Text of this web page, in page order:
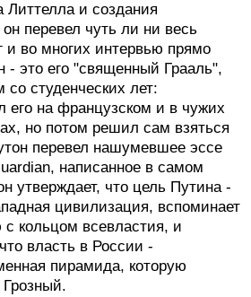
Литтелла и создания
перевел чуть ли ни весь
и во многих интервью прямо
- это его "священный Грааль",
студенческих лет:
его на французском и в чужих
но потом решил сам взяться
перевел нашумевшее эссе
написанное в самом
утверждает, что цель Путина -
цивилизация, вспоминает
кольцом всевластия, и
власть в России -
пирамида, которую